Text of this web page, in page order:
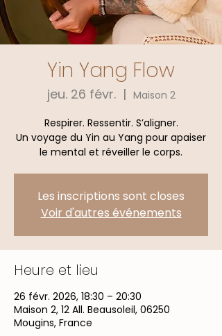
Yin Yang Flow
jeu. 26 févr.
  |
Maison 2
Respirer. Ressentir. S’aligner.
Un voyage du Yin au Yang pour apaiser
le mental et réveiller le corps.
Les inscriptions sont closes
Voir d'autres événements
Heure et lieu
26 févr. 2026, 18:30 – 20:30
Maison 2, 12 All. Beausoleil, 06250
Mougins, France